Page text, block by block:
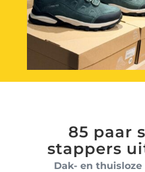
85 paar
stappers
Dak- en